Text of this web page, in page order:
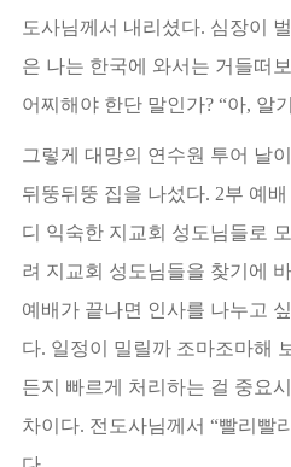
도사님께서 내리셨다. 심장이
은 나는 한국에 와서는 거들떠
어찌해야 한단 말인가? “아, 알
그렇게 대망의 연수원 투어 날
뒤뚱뒤뚱 집을 나섰다. 2부 예
디 익숙한 지교회 성도님들로
려 지교회 성도님들을 찾기에
예배가 끝나면 인사를 나누고
다. 일정이 밀릴까 조마조마해
든지 빠르게 처리하는 걸 중요
차이다. 전도사님께서 “빨리빨